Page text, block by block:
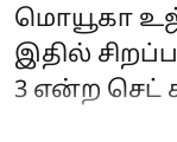
மொயூகா
இதில்
3 என்ற